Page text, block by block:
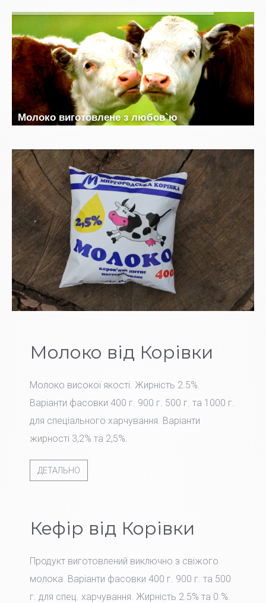
Молоко виготовлене з любов`ю
Молоко від Корівки
Молоко високої якості. Жирність 2.5%.
Варіанти фасовки 400 г. 900 г. 500 г. та 1000 г.
для спеціального харчування. Варіанти
жирності 3,2% та 2,5%.
ДЕТАЛЬНО
Кефір від Корівки
Продукт виготовлений виключно з свіжого
молока. Варіанти фасовки 400 г. 900 г. та 500
г. для спец. харчування. Жирність 2.5% та 0 %.